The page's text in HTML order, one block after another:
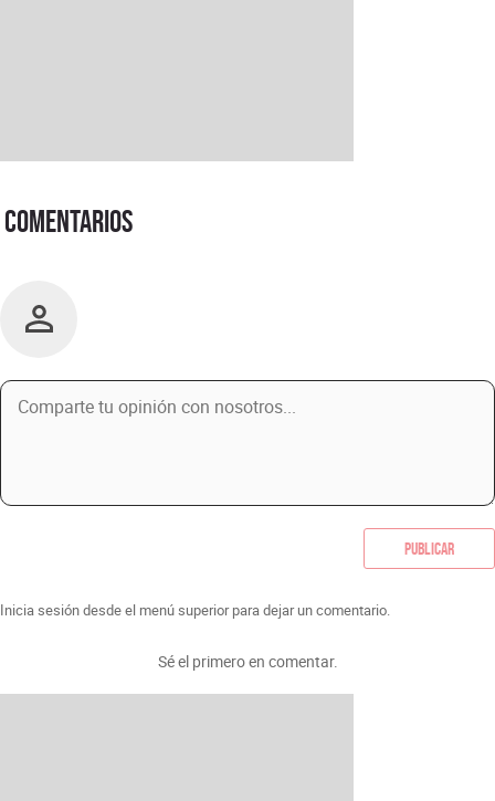
Comentarios
Publicar
Inicia sesión desde el menú superior para dejar un comentario.
Sé el primero en comentar.